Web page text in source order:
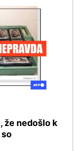
že nedošlo k